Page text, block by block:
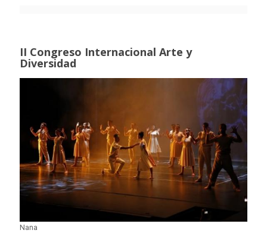
II Congreso Internacional Arte y
Diversidad
Nana